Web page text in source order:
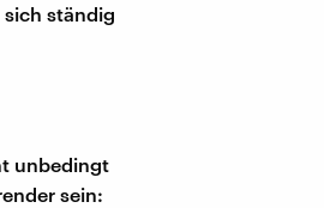
ständig
unbedingt
sein: